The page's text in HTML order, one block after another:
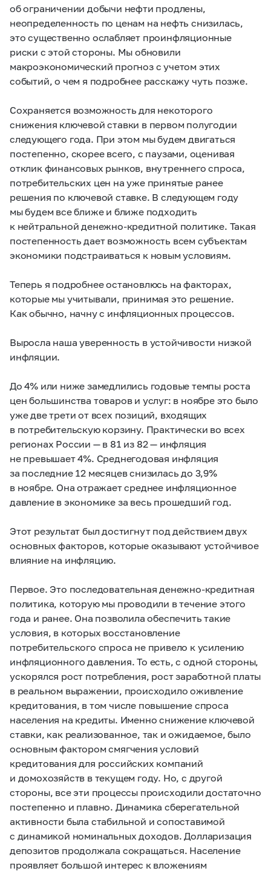
об ограничении добычи нефти продлены,
неопределенность по ценам на нефть снизилась,
это существенно ослабляет проинфляционные
риски с этой стороны. Мы обновили
макроэкономический прогноз с учетом этих
событий, о чем я подробнее расскажу чуть позже.
Сохраняется возможность для некоторого
снижения ключевой ставки в первом полугодии
следующего года. При этом мы будем двигаться
постепенно, скорее всего, с паузами, оценивая
отклик финансовых рынков, внутреннего спроса,
потребительских цен на уже принятые ранее
решения по ключевой ставке. В следующем году
мы будем все ближе и ближе подходить
к нейтральной денежно-кредитной политике. Такая
постепенность дает возможность всем субъектам
экономики подстраиваться к новым условиям.
Теперь я подробнее остановлюсь на факторах,
которые мы учитывали, принимая это решение.
Как обычно, начну с инфляционных процессов.
Выросла наша уверенность в устойчивости низкой
инфляции.
До 4% или ниже замедлились годовые темпы роста
цен большинства товаров и услуг: в ноябре это было
уже две трети от всех позиций, входящих
в потребительскую корзину. Практически во всех
регионах России — в 81 из 82 — инфляция
не превышает 4%. Среднегодовая инфляция
за последние 12 месяцев снизилась до 3,9%
в ноябре. Она отражает среднее инфляционное
давление в экономике за весь прошедший год.
Этот результат был достигнут под действием двух
основных факторов, которые оказывают устойчивое
влияние на инфляцию.
Первое. Это последовательная денежно-кредитная
политика, которую мы проводили в течение этого
года и ранее. Она позволила обеспечить такие
условия, в которых восстановление
потребительского спроса не привело к усилению
инфляционного давления. То есть, с одной стороны,
ускорялся рост потребления, рост заработной платы
в реальном выражении, происходило оживление
кредитования, в том числе повышение спроса
населения на кредиты. Именно снижение ключевой
ставки, как реализованное, так и ожидаемое, было
основным фактором смягчения условий
кредитования для российских компаний
и домохозяйств в текущем году. Но, с другой
стороны, все эти процессы происходили достаточно
постепенно и плавно. Динамика сберегательной
активности была стабильной и сопоставимой
с динамикой номинальных доходов. Долларизация
депозитов продолжала сокращаться. Население
проявляет большой интерес к вложениям